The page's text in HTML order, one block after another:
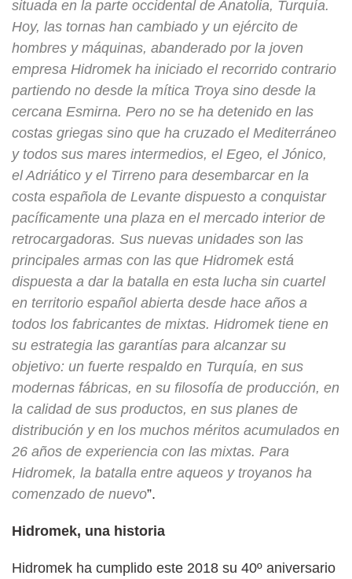
situada en la parte occidental de Anatolia, Turquía.
Hoy, las tornas han cambiado y un ejército de
hombres y máquinas, abanderado por la joven
empresa Hidromek ha iniciado el recorrido contrario
partiendo no desde la mítica Troya sino desde la
cercana Esmirna. Pero no se ha detenido en las
costas griegas sino que ha cruzado el Mediterráneo
y todos sus mares intermedios, el Egeo, el Jónico,
el Adriático y el Tirreno para desembarcar en la
costa española de Levante dispuesto a conquistar
pacíficamente una plaza en el mercado interior de
retrocargadoras. Sus nuevas unidades son las
principales armas con las que Hidromek está
dispuesta a dar la batalla en esta lucha sin cuartel
en territorio español abierta desde hace años a
todos los fabricantes de mixtas. Hidromek tiene en
su estrategia las garantías para alcanzar su
objetivo: un fuerte respaldo en Turquía, en sus
modernas fábricas, en su filosofía de producción, en
la calidad de sus productos, en sus planes de
distribución y en los muchos méritos acumulados en
26 años de experiencia con las mixtas. Para
Hidromek, la batalla entre aqueos y troyanos ha
comenzado de nuevo”.
Hidromek, una historia
Hidromek ha cumplido este 2018 su 40º aniversario